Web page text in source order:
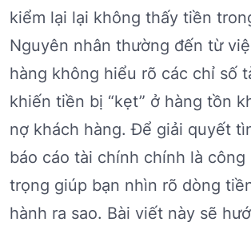
kiểm lại lại không thấy tiền
Nguyên nhân thường đến từ
hàng không hiểu rõ các chỉ số
khiến tiền bị “kẹt” ở hàng tồn
nợ khách hàng. Để giải quyết
báo cáo tài chính chính là công
trọng giúp bạn nhìn rõ dòng
hành ra sao. Bài viết này sẽ